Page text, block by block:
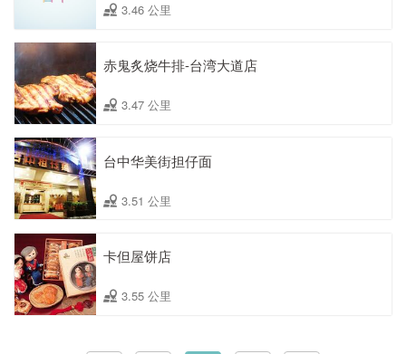
3.46 公里
赤鬼炙烧牛排-台湾大道店
3.47 公里
台中华美街担仔面
3.51 公里
卡但屋饼店
3.55 公里